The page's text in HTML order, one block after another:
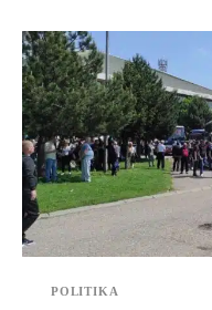
POLITIKA